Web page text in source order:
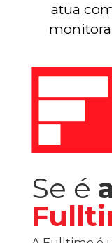
atua
Se é